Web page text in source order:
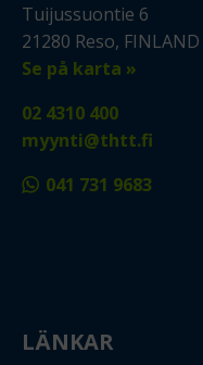
Tuijussuontie 6
21280 Reso, FINLAND
Se på karta »
02 4310 400
myynti@thtt.fi
041 731 9683
LÄNKAR